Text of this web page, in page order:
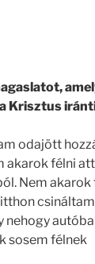
odajött
akarok félni
Nem akarok
csináltam
nehogy
sosem félnek